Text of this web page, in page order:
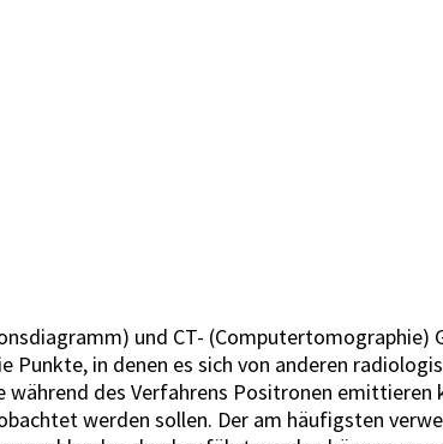
und CT- (Computertomographie)
in denen es sich von anderen
des Verfahrens Positronen emittieren
werden sollen. Der am häufigsten